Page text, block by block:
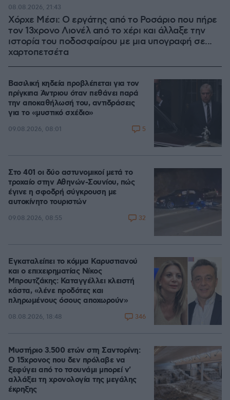
Χόρχε Μέσι: Ο εργάτης από το Ροσάριο που πήρε
τον 13χρονο Λιονέλ από το χέρι και άλλαξε την
ιστορία του ποδοσφαίρου με μια υπογραφή σε...
χαρτοπετσέτα
08.08.2026, 21:43
Βασιλική κηδεία προβλέπεται για τον
πρίγκιπα Άντριου όταν πεθάνει παρά
την αποκαθήλωσή του, αντιδράσεις
για το «μυστικό σχέδιο»
09.08.2026, 08:01 5
Στο 401 οι δύο αστυνομικοί μετά το
τροχαίο στην Αθηνών-Σουνίου, πώς
έγινε η σφοδρή σύγκρουση με
αυτοκίνητο τουριστών
09.08.2026, 08:55 32
Εγκαταλείπει το κόμμα Καρυστιανού
και ο επιχειρηματίας Νίκος
Μπρουτζάκης: Καταγγέλλει κλειστή
κάστα, «λένε προδότες και
πληρωμένους όσους αποχωρούν»
08.08.2026, 18:48 346
Μυστήριο 3.500 ετών στη Σαντορίνη:
Ο 15χρονος που δεν πρόλαβε να
ξεφύγει από το τσουνάμι μπορεί ν'
αλλάξει τη χρονολογία της μεγάλης
έκρηξης